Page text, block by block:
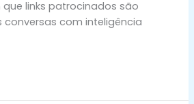
links patrocinados são
conversas com inteligência